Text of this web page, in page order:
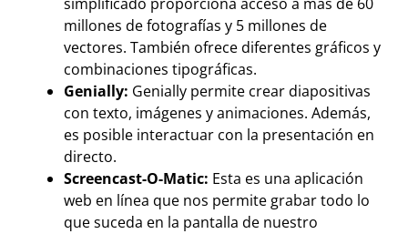
millones de fotografías y 5 millones de
vectores. También ofrece diferentes gráficos y
combinaciones tipográficas.
Genially: Genially permite crear diapositivas
con texto, imágenes y animaciones. Además,
es posible interactuar con la presentación en
directo.
Screencast-O-Matic: Esta es una aplicación
web en línea que nos permite grabar todo lo
que suceda en la pantalla de nuestro